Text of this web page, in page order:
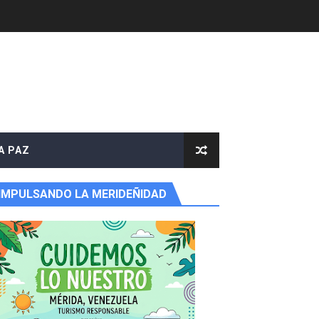
PAZ
IMPULSANDO LA MERIDEÑIDAD